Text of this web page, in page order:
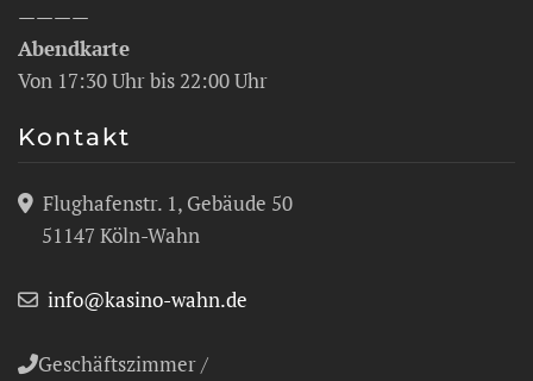
————
Abendkarte
Von 17:30 Uhr bis 22:00 Uhr
Kontakt
Flughafenstr. 1, Gebäude 50
51147 Köln-Wahn
info@kasino-wahn.de
Geschäftszimmer /